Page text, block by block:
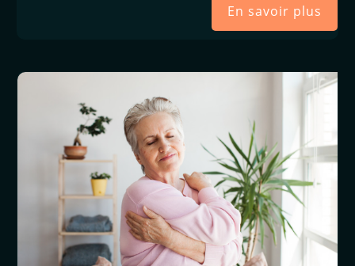
En savoir plus